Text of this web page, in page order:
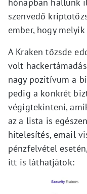
szenvedő
ember, hogy
A Kraken tőzsde
volt
nagy pozitívum a
pedig a konkrét
végigtekinteni,
az a lista is
hitelesítés, email
pénzfelvétel
itt is láthatjátok: